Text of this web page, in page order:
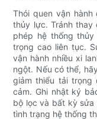
Thói quen vận
thủy lực. Tránh
phép hệ thống
trọng cao liên tục.
vận hành nhiều xi
ngột. Nếu có thể,
giảm thiểu tải
cảm. Ghi nhật ký
bộ lọc và bất kỳ
tình trạng hệ thống